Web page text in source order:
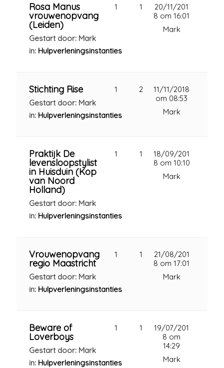
Rosa Manus
vrouwenopvang
(Leiden)
Gestart door: Mark
in: Hulpverleningsinstanties
1 1
20/11/201
8 om 16:01
Mark
Stichting Rise
Gestart door: Mark
in: Hulpverleningsinstanties
1 2
11/11/2018
om 08:53
Mark
Praktijk De
levensloopstylist
in Huisduin (Kop
van Noord
Holland)
Gestart door: Mark
in: Hulpverleningsinstanties
1 1
18/09/201
8 om 10:10
Mark
Vrouwenopvang
regio Maastricht
Gestart door: Mark
in: Hulpverleningsinstanties
1 1
21/08/201
8 om 17:01
Mark
Beware of
Loverboys
Gestart door: Mark
in: Hulpverleningsinstanties
1 1
19/07/201
8 om
14:29
Mark